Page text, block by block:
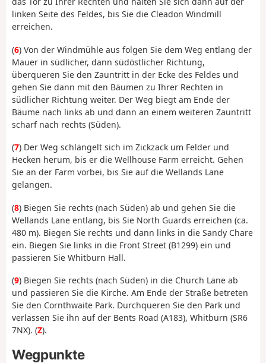
linken Seite des Feldes, bis Sie die Cleadon Windmill
erreichen.
(6) Von der Windmühle aus folgen Sie dem Weg entlang der
Mauer in südlicher, dann südöstlicher Richtung,
überqueren Sie den Zauntritt in der Ecke des Feldes und
gehen Sie dann mit den Bäumen zu Ihrer Rechten in
südlicher Richtung weiter. Der Weg biegt am Ende der
Bäume nach links ab und dann an einem weiteren Zauntritt
scharf nach rechts (Süden).
(7) Der Weg schlängelt sich im Zickzack um Felder und
Hecken herum, bis er die Wellhouse Farm erreicht. Gehen
Sie an der Farm vorbei, bis Sie auf die Wellands Lane
gelangen.
(8) Biegen Sie rechts (nach Süden) ab und gehen Sie die
Wellands Lane entlang, bis Sie North Guards erreichen (ca.
480 m). Biegen Sie rechts und dann links in die Sandy Chare
ein. Biegen Sie links in die Front Street (B1299) ein und
passieren Sie Whitburn Hall.
(9) Biegen Sie rechts (nach Süden) in die Church Lane ab
und passieren Sie die Kirche. Am Ende der Straße betreten
Sie den Cornthwaite Park. Durchqueren Sie den Park und
verlassen Sie ihn auf der Bents Road (A183), Whitburn (SR6
7NX). (Z).
Wegpunkte